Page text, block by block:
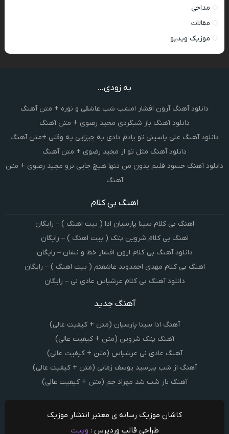
مداحی
مقالات
موزیک ویدیو
به زودی...
دانلود آهنگ آرون افشار امشب شب عاشقی و نوره + متن آهنگ
دانلود آهنگ باز شبگردی مجید رضوی + متن آهنگ
دانلود آهنگ علی یاسینی تو یادم دادی یه چیزایی یه وقتی +متن آهنگ
دانلود آهنگ مثل تو از مجید رضوی + متن آهنگ
دانلود آهنگ حسود قلبم بدون من تنها هیچ جایی نرو مجید رضوی + متن
آهنگ
اهنگ بی کلام
اهنگ بی کلام سینا پارسیان ادا ( بیت اهنگ ) – رایگان
اهنگ بی کلام شروین پتک ( بیت اهنگ ) – رایگان
دانلود آهنگ بی کلام ارون افشار خط و نشان – رایگان
اهنگ بی کلام مهدی احمدوند عاشقتم ( بیت اهنگ ) – رایگان
دانلود آهنگ بی کلام عرشیاس عادی نی – رایگان
آهنگ جدید
آهنگ ادا سینا پارسیان (متن + کیفیت عالی)
آهنگ پتک شروین (متن + کیفیت عالی)
آهنگ عادی نی عرشیاس (متن + کیفیت عالی)
آهنگ از شب بپرسید یوسف زمانی (متن + کیفیت عالی)
آهنگ باز شب شد مهراد جم (متن + کیفیت عالی)
کاشان موزیک رسانه ی معتبر انتشار موزیک
طراحی قالب وردپرس : وبیت